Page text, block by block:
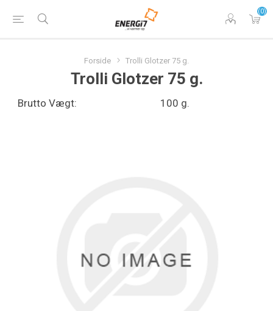
(0)
Forside Trolli Glotzer 75 g.
Trolli Glotzer 75 g.
Brutto Vægt: 100 g.